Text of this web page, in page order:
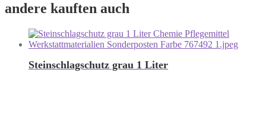
andere kauften auch
Steinschlagschutz grau 1 Liter